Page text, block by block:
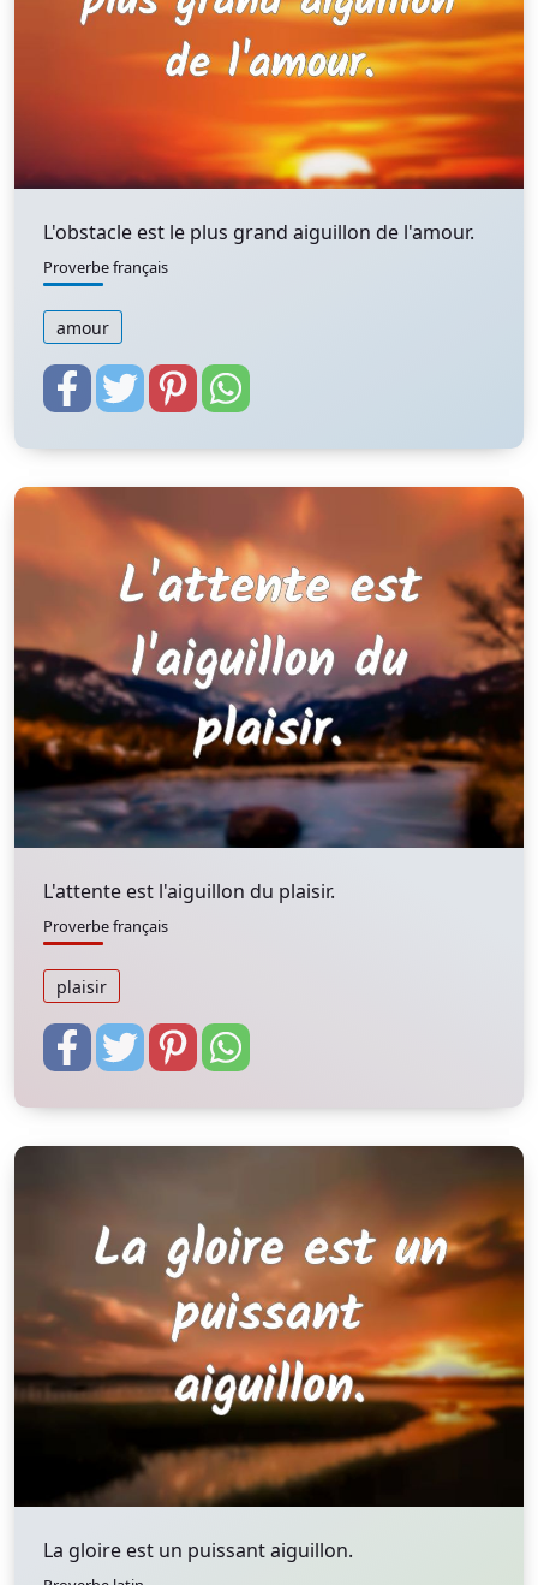
L'obstacle est le plus grand aiguillon de l'amour.
Proverbe français
amour
L'attente est l'aiguillon du plaisir.
Proverbe français
plaisir
La gloire est un puissant aiguillon.